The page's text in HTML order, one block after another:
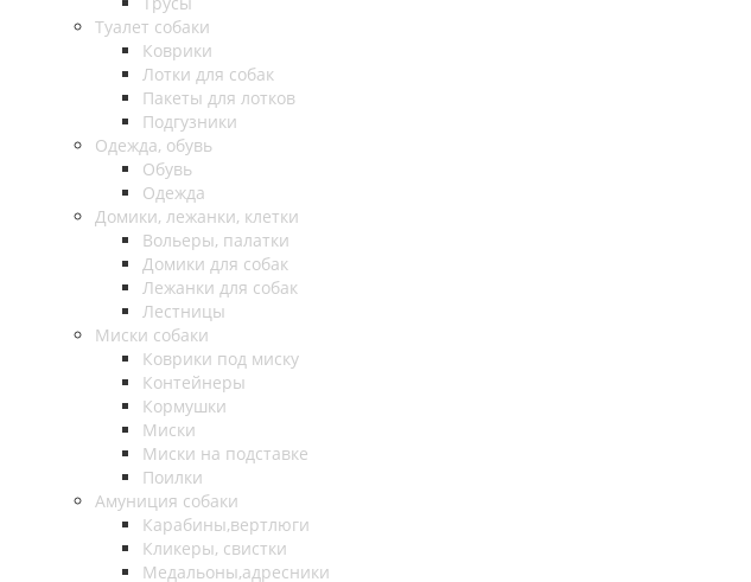
Туалет собаки
Коврики
Лотки для собак
Пакеты для лотков
Подгузники
Одежда, обувь
Обувь
Одежда
Домики, лежанки, клетки
Вольеры, палатки
Домики для собак
Лежанки для собак
Лестницы
Миски собаки
Коврики под миску
Контейнеры
Кормушки
Миски
Миски на подставке
Поилки
Амуниция собаки
Карабины,вертлюги
Кликеры, свистки
Медальоны,адресники